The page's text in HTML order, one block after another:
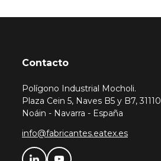
Contacto
Polígono Industrial Mocholi.
Plaza Cein 5, Naves B5 y B7, 31110
Noáin - Navarra - España
info@fabricantes.eatex.es